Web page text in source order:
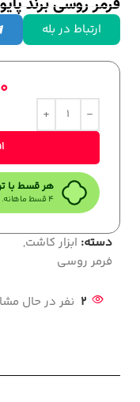
ارتباط در بله
هر قسط با
۴ قسط ماهانه. بدون سود، چک و ضامن.
دسته: ابزار کاشت,
فرمر روسی
2 نفر در حال